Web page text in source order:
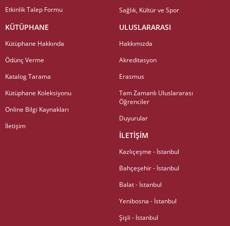
Etkinlik Talep Formu
Sağlık, Kültür ve Spor
KÜTÜPHANE
Kütüphane Hakkında
Ödünç Verme
Katalog Tarama
Kütüphane Koleksiyonu
Online Bilgi Kaynakları
İletişim
ULUSLARARASI
Hakkımızda
Akreditasyon
Erasmus
Tam Zamanlı Uluslararası
Öğrenciler
Duyurular
İLETİŞİM
Kazlıçeşme - İstanbul
Bahçeşehir - İstanbul
Balat - İstanbul
Yenibosna - İstanbul
Şişli - İstanbul